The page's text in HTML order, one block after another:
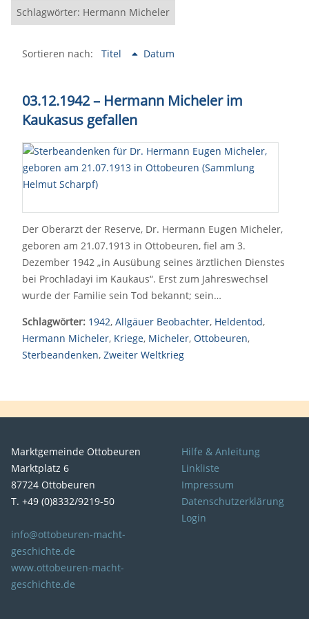
Schlagwörter: Hermann Micheler
Sortieren nach: Titel Datum
03.12.1942 – Hermann Micheler im
Kaukasus gefallen
Der Oberarzt der Reserve, Dr. Hermann Eugen Micheler,
geboren am 21.07.1913 in Ottobeuren, fiel am 3.
Dezember 1942 „in Ausübung seines ärztlichen Dienstes
bei Prochladayi im Kaukaus“. Erst zum Jahreswechsel
wurde der Familie sein Tod bekannt; sein…
Schlagwörter: 1942, Allgäuer Beobachter, Heldentod,
Hermann Micheler, Kriege, Micheler, Ottobeuren,
Sterbeandenken, Zweiter Weltkrieg
Marktgemeinde Ottobeuren
Marktplatz 6
87724 Ottobeuren
T. +49 (0)8332/9219-50
info@ottobeuren-macht-
geschichte.de
www.ottobeuren-macht-
geschichte.de
Hilfe & Anleitung
Linkliste
Impressum
Datenschutzerklärung
Login